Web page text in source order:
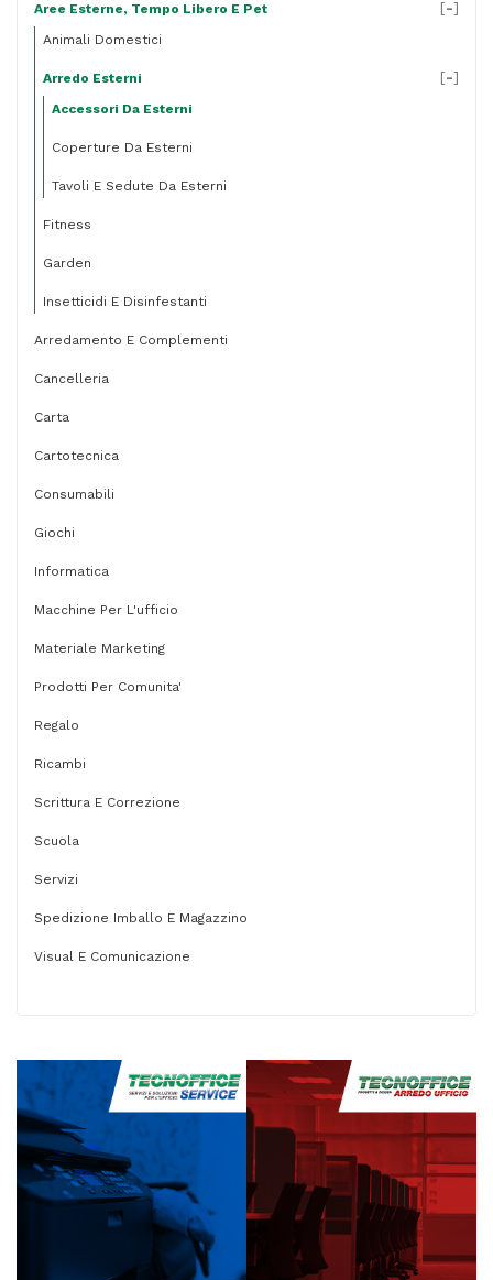
x
Aree Esterne, Tempo Libero E Pet
Animali Domestici
Arredo Esterni
Accessori Da Esterni
Coperture Da Esterni
Tavoli E Sedute Da Esterni
[-]
Fitness
Garden
Insetticidi E Disinfestanti
[-]
Arredamento E Complementi
Cancelleria
Carta
Cartotecnica
Consumabili
Giochi
Informatica
Macchine Per L'ufficio
Materiale Marketing
Prodotti Per Comunita'
Regalo
Ricambi
Scrittura E Correzione
Scuola
Servizi
Spedizione Imballo E Magazzino
Visual E Comunicazione